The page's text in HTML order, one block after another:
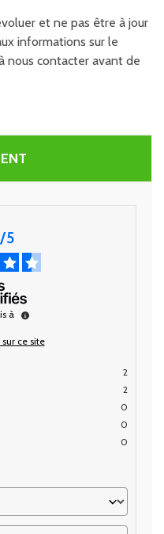
et ne pas être à jour
informations sur le
nous contacter avant de
/5
à
sur ce site
2
2
0
0
0